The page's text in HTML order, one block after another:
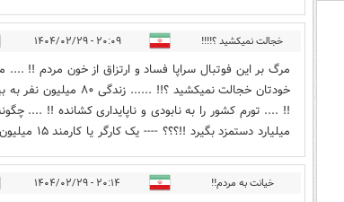
خجالت نمیکشید ؟!!!! ۲۰:۰۹ - ۱۴۰۴/۰۲/۲۹
مرگ بر این فوتبال سراپا فساد و ارتزاق از خون مردم !!
خودتان خجالت نمیکشید ؟!!
میلیارد دستمزد بگیرد !!؟؟؟ ---- یک کارگر یا کارمند ۱۵ میلیون ؟!! ....
خیانت به مردم!! ۲۰:۱۴ - ۱۴۰۴/۰۲/۲۹